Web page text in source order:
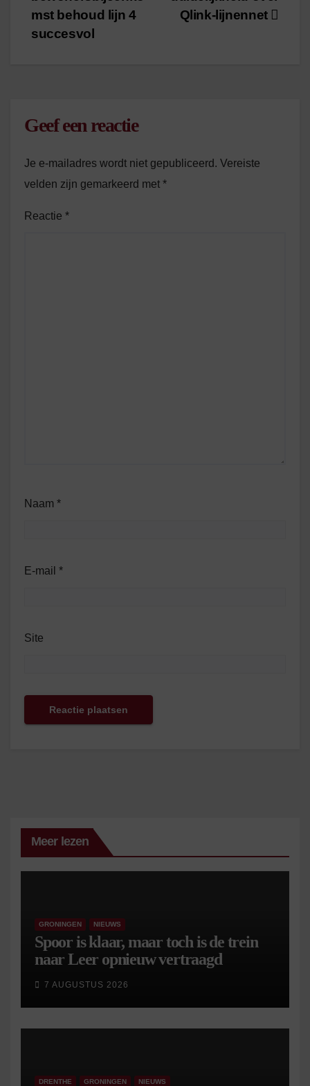
navigatie
Qlink-lijnennet
mst behoud lijn 4
succesvol
Geef een reactie
Je e-mailadres wordt niet gepubliceerd. Vereiste
velden zijn gemarkeerd met *
Reactie *
Naam *
E-mail *
Site
Meer lezen
GRONINGEN NIEUWS
Spoor is klaar, maar toch is de trein
naar Leer opnieuw vertraagd
7 AUGUSTUS 2026
DRENTHE GRONINGEN NIEUWS